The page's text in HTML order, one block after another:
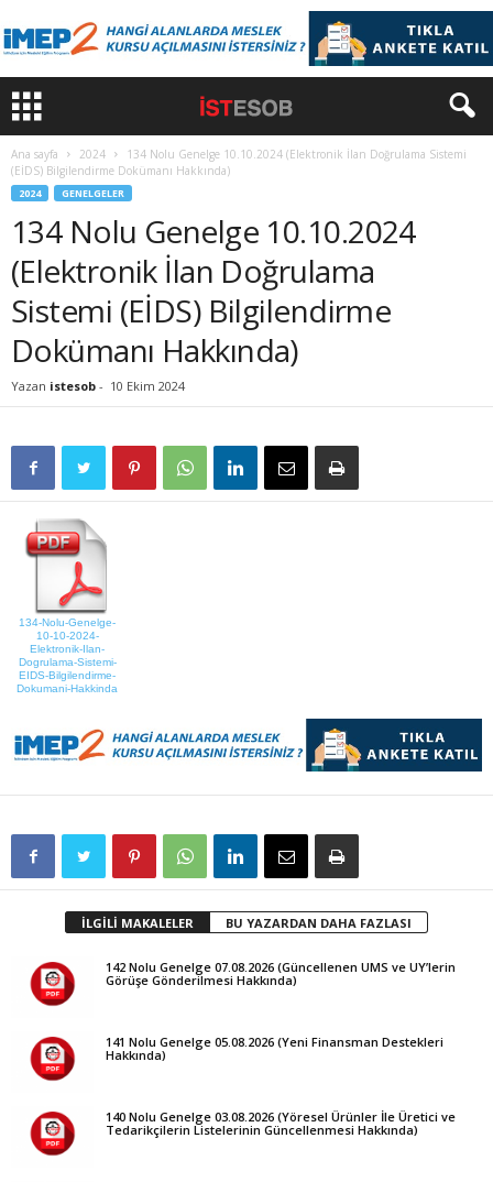
Ana sayfa 2024
134 Nolu Genelge 10.10.2024 (Elektronik İlan Doğrulama Sistemi
(EİDS) Bilgilendirme Dokümanı Hakkında)
2024 GENELGELER
134 Nolu Genelge 10.10.2024
(Elektronik İlan Doğrulama
Sistemi (EİDS) Bilgilendirme
Dokümanı Hakkında)
Yazan istesob - 10 Ekim 2024
134-Nolu-Genelge-
10-10-2024-
Elektronik-Ilan-
Dogrulama-Sistemi-
EIDS-Bilgilendirme-
Dokumani-Hakkinda
İLGİLİ MAKALELER BU YAZARDAN DAHA FAZLASI
142 Nolu Genelge 07.08.2026 (Güncellenen UMS ve UY’lerin
Görüşe Gönderilmesi Hakkında)
141 Nolu Genelge 05.08.2026 (Yeni Finansman Destekleri
Hakkında)
140 Nolu Genelge 03.08.2026 (Yöresel Ürünler İle Üretici ve
Tedarikçilerin Listelerinin Güncellenmesi Hakkında)